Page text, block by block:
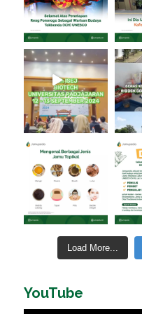
Load More...
YouTube